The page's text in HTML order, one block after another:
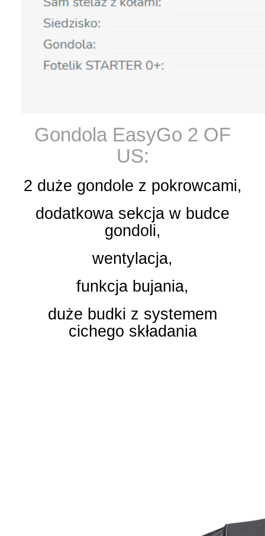
Gondola EasyGo 2 OF
US:
2 duże gondole z pokrowcami,
dodatkowa sekcja w budce
gondoli,
wentylacja,
funkcja bujania,
duże budki z systemem
cichego składania